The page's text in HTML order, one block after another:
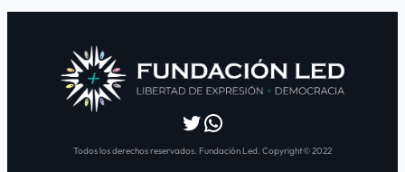
Twitter
WhatsApp
Todos los derechos reservados. Fundación Led. Copyright© 2022